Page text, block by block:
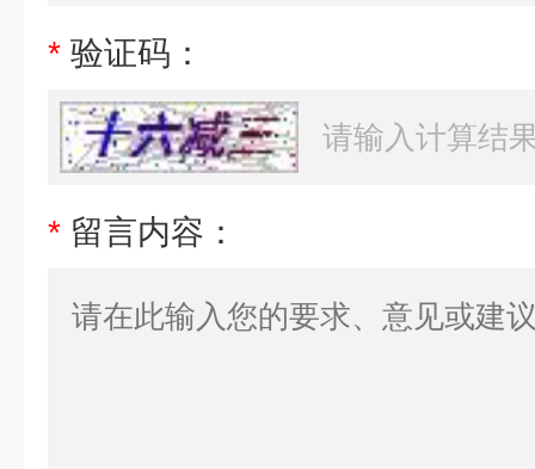
* 验证码：
* 留言内容：